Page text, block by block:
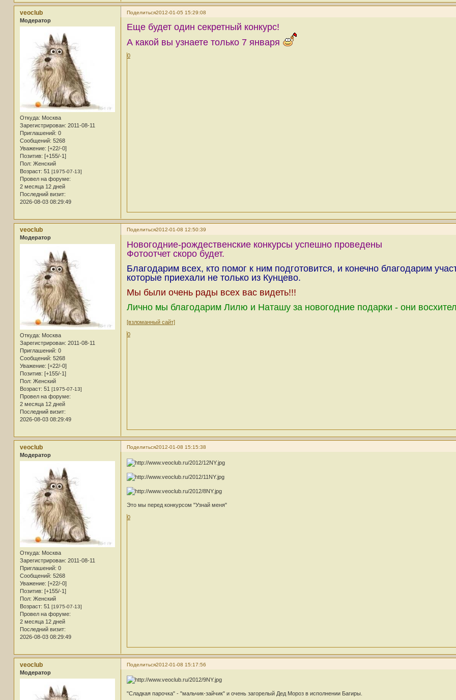
Поделиться2012-01-05 15:29:08
veoclub
Модератор
Откуда: Москва
Зарегистрирован: 2011-08-11
Приглашений: 0
Сообщений: 5268
Уважение: [+22/-0]
Позитив: [+155/-1]
Пол: Женский
Возраст: 51 [1975-07-13]
Провел на форуме:
2 месяца 12 дней
Последний визит:
2026-08-03 08:29:49
Еще будет один секретный конкурс!
А какой вы узнаете только 7 января
0
Поделиться2012-01-08 12:50:39
veoclub
Модератор
Откуда: Москва
Зарегистрирован: 2011-08-11
Приглашений: 0
Сообщений: 5268
Уважение: [+22/-0]
Позитив: [+155/-1]
Пол: Женский
Возраст: 51 [1975-07-13]
Провел на форуме:
2 месяца 12 дней
Последний визит:
2026-08-03 08:29:49
Новогодние-рождественские конкурсы успешно проведены
Фотоотчет скоро будет.
Благодарим всех, кто помог к ним подготовится, и конечно благодарим
которые приехали не только из Кунцево.
Мы были очень рады всех вас видеть!!!
Лично мы благодарим Лилю и Наташу за новогодние подарки - они
[взломанный сайт]
0
Поделиться2012-01-08 15:15:38
veoclub
Модератор
Откуда: Москва
Зарегистрирован: 2011-08-11
Приглашений: 0
Сообщений: 5268
Уважение: [+22/-0]
Позитив: [+155/-1]
Пол: Женский
Возраст: 51 [1975-07-13]
Провел на форуме:
2 месяца 12 дней
Последний визит:
2026-08-03 08:29:49
Это мы перед конкурсом "Узнай меня"
0
Поделиться2012-01-08 15:17:56
veoclub
Модератор
"Сладкая парочка" - "мальчик-зайчик" и очень загорелый Дед Мороз в исполнении Багиры.